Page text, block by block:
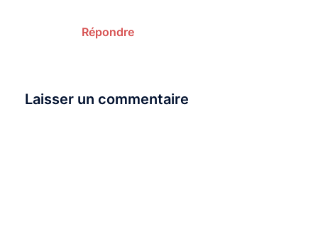
Répondre
Laisser un commentaire